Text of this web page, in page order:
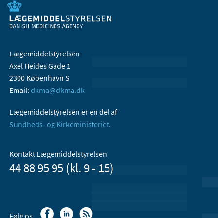
Lægemiddelstyrelsen
Axel Heides Gade 1
2300 København S
Email: dkma@dkma.dk
Lægemiddelstyrelsen er en del af
Sundheds- og Kirkeministeriet.
Kontakt Lægemiddelstyrelsen
44 88 95 95 (kl. 9 - 15)
Følg os